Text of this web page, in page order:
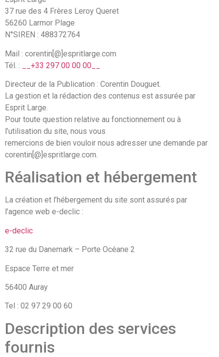
37 rue des 4 Frères Leroy Queret
56260 Larmor Plage
N°SIREN : 488372764
Mail : corentin[@]espritlarge.com
Tél. :
__+33 297 00 00 00__
Directeur de la Publication : Corentin Douguet.
La gestion et la rédaction des contenus est assurée par
Esprit Large.
Pour toute question relative au fonctionnement ou à
l’utilisation du site, nous vous
remercions de bien vouloir nous adresser une demande par
corentin[@]espritlarge.com.
Réalisation et hébergement
La création et l’hébergement du site sont assurés par
l’agence web e-declic :
e-declic
32 rue du Danemark – Porte Océane 2
Espace Terre et mer
56400 Auray
Tel : 02 97 29 00 60
Description des services
fournis